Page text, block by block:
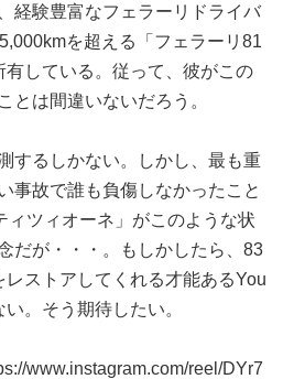
経験豊富なフェラーリドライバ
を超える「フェラーリ81
している。従って、彼がこの
とは間違いないだろう。
するしかない。しかし、最も重
事故で誰も負傷しなかったこと
ィツィオーネ」がこのような状
だが・・・。もしかしたら、83
ストアしてくれる才能あるYou
。そう期待したい。
www.instagram.com/reel/DYr7